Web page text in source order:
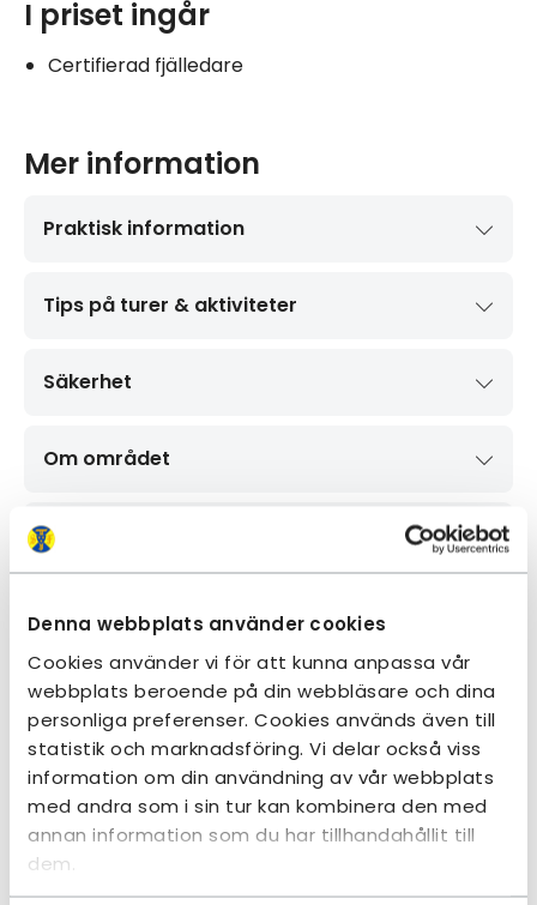
Denna webbplats använder cookies
Cookies använder vi för att kunna anpassa vår
webbplats beroende på din webbläsare och dina
personliga preferenser. Cookies används även till
statistik och marknadsföring. Vi delar också viss
information om din användning av vår webbplats
med andra som i sin tur kan kombinera den med
annan information som du har tillhandahållit till
dem.
I priset ingår
Certifierad fjälledare
Mer information
Praktisk information
Tips på turer & aktiviteter
Säkerhet
Om området
Bokningsvillkor
Kontakt
Karta
Navigera förbi karta.
+
Leaflet|©OpenStreetMap
Karta överhoppad, hoppa tillbaka.